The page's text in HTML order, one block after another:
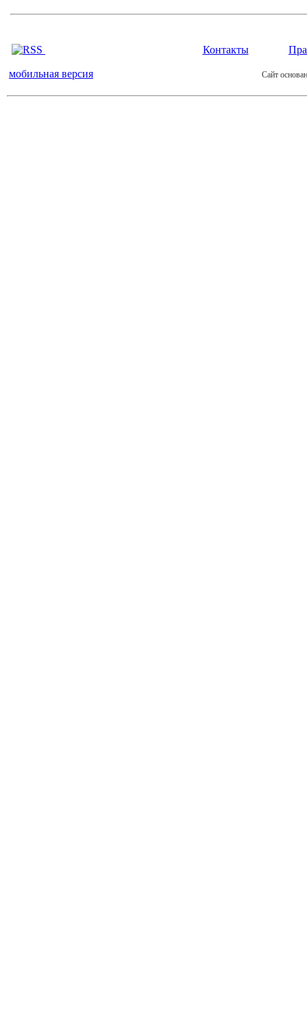
Контакты
мобильная версия Сайт